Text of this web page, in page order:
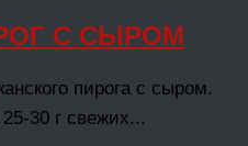
С СЫРОМ
пирога с сыром.
30 г свежиx...